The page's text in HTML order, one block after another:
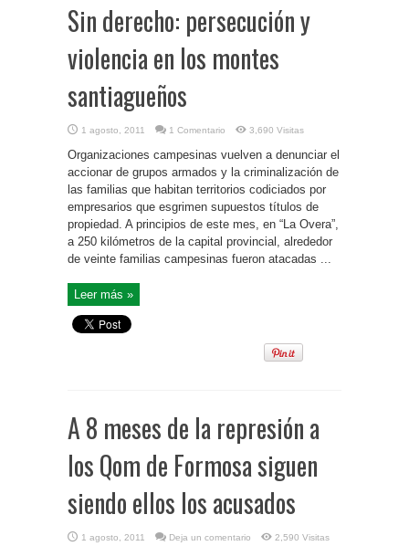
Sin derecho: persecución y
violencia en los montes
santiagueños
1 agosto, 2011 1 Comentario 3,690 Visitas
Organizaciones campesinas vuelven a denunciar el
accionar de grupos armados y la criminalización de
las familias que habitan territorios codiciados por
empresarios que esgrimen supuestos títulos de
propiedad. A principios de este mes, en “La Overa”,
a 250 kilómetros de la capital provincial, alrededor
de veinte familias campesinas fueron atacadas ...
Leer más »
A 8 meses de la represión a
los Qom de Formosa siguen
siendo ellos los acusados
1 agosto, 2011 Deja un comentario 2,590 Visitas